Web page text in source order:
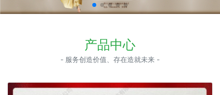
产品中心
- 服务创造价值、存在造就未来 -